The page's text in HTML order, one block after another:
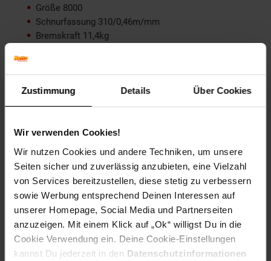
Zustimmung Details Über Cookies
Wir verwenden Cookies!
Wir nutzen Cookies und andere Techniken, um unsere
Seiten sicher und zuverlässig anzubieten, eine Vielzahl
von Services bereitzustellen, diese stetig zu verbessern
sowie Werbung entsprechend Deinen Interessen auf
unserer Homepage, Social Media und Partnerseiten
anzuzeigen. Mit einem Klick auf „Ok“ willigst Du in die
Cookie Verwendung ein. Deine Cookie-Einstellungen
kannst Du jederzeit in den Datenschutzinformationen
Größe 8000
Schnurfassung 310/0,46m/mm
Bremskraft 11,4kg
RUTE:
Länge 3,00m
Wurfgewicht 200-400g
Artikelnummer: 2692179000
EAN: 5706301015808
Artikel gehört zur Kategorie:Angel-Sets
Versandinformationen